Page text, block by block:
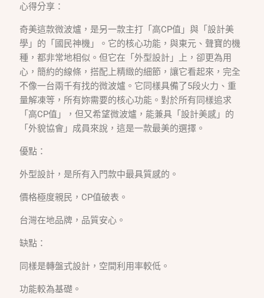
心得分享：
奇美這款微波爐，是另一款主打「高CP值」與「設計美
學」的「國民神機」。它的核心功能，與東元、聲寶的機
種，都非常地相似。但它在「外型設計」上，卻更為用
心，簡約的線條，搭配上精緻的細節，讓它看起來，完全
不像一台兩千有找的微波爐。它同樣具備了5段火力、重
量解凍等，所有妳需要的核心功能。對於所有同樣追求
「高CP值」，但又希望微波爐，能兼具「設計美感」的
「外貌協會」成員來說，這是一款最美的選擇。
優點：
外型設計，是所有入門款中最具質感的。
價格極度親民，CP值破表。
台灣在地品牌，品質安心。
缺點：
同樣是轉盤式設計，空間利用率較低。
功能較為基礎。